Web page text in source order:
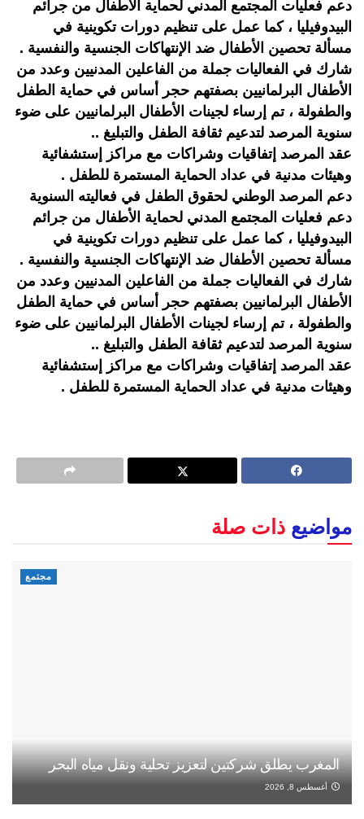
دعم فعليات المجتمع المدني لحماية الأطفال من جرائم
البيدوفيليا ، كما عمل على تنظيم دورات تكوينية في
مسألة تحصين الأطفال ضد الإنتهاكات الجنسية والنفسية .
شارك في الفعاليات جملة من الفاعلين المدنيين وعدد من
الأطفال البرلمانيين بصفتهم حجر أساس في حماية الطفل
والطفولة ، تم إرساء لجينات الأطفال البرلمانيين على ضوء
سنوية المرصد لتدعيم ثقافة الطفل والتبليغ ..
عقد المرصد إتفاقيات وشراكات مع مراكز إستشفائية
وهيئات مدنية في عداد الحماية المستمرة للطفل .
دعم المرصد الوطني لحقوق الطفل في فعاليته السنوية
دعم فعليات المجتمع المدني لحماية الأطفال من جرائم
البيدوفيليا ، كما عمل على تنظيم دورات تكوينية في
مسألة تحصين الأطفال ضد الإنتهاكات الجنسية والنفسية .
شارك في الفعاليات جملة من الفاعلين المدنيين وعدد من
الأطفال البرلمانيين بصفتهم حجر أساس في حماية الطفل
والطفولة ، تم إرساء لجينات الأطفال البرلمانيين على ضوء
سنوية المرصد لتدعيم ثقافة الطفل والتبليغ ..
عقد المرصد إتفاقيات وشراكات مع مراكز إستشفائية
وهيئات مدنية في عداد الحماية المستمرة للطفل .
مواضيع ذات صلة
مجتمع
المغرب يطلق شركتين لتعزيز تحلية ونقل مياه البحر
أغسطس 8, 2026